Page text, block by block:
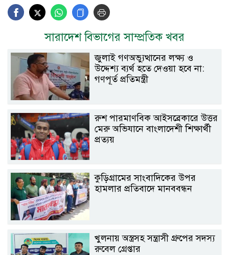
সারাদেশ বিভাগের সাম্প্রতিক খবর
জুলাই গণঅভ্যুত্থানের লক্ষ্য ও
উদ্দেশ্য ব্যর্থ হতে দেওয়া হবে না:
গণপূর্ত প্রতিমন্ত্রী
রুশ পারমাণবিক আইসব্রেকারে উত্তর
মেরু অভিযানে বাংলাদেশী শিক্ষার্থী
প্রত্যয়
কুড়িগ্রামের সাংবাদিকের উপর
হামলার প্রতিবাদে মানববন্ধন
খুলনায় অস্ত্রসহ সন্ত্রাসী গ্রুপের সদস্য
রুবেল গ্রেপ্তার